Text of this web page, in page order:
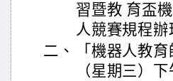
習暨教 育盃
人競賽規程辦
二、
「機器人教
（星期三）